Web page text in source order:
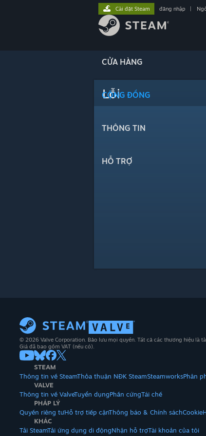
CỬA HÀNG
CỘNG ĐỒNG
THÔNG TIN
HỖ TRỢ
Cài đặt Steam đăng nhập
Lỗi
© 2026 Valve Corporation. Bảo lưu mọi quyền. Tất cả các thương hiệu là
Giá đã bao gồm VAT (nếu có).
STEAM
Thông tin về SteamThỏa thuận NĐK SteamSteamworksPhân
VALVE
Thông tin về ValveTuyển dụngPhần cứngTái chế
PHÁP LÝ
Quyền riêng tưHỗ trợ tiếp cậnThông báo & Chính sáchCookie
KHÁC
Tải SteamTải ứng dụng di độngNhận hỗ trợTài khoản của tôi